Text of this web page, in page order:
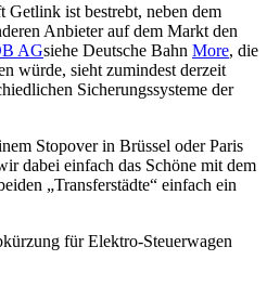
Getlink ist bestrebt, neben dem
Anbieter auf dem Markt den
AGsiehe Deutsche Bahn More, die
würde, sieht zumindest derzeit
Sicherungssysteme der
Stopover in Brüssel oder Paris
dabei einfach das Schöne mit dem
„Transferstädte“ einfach ein
für Elektro-Steuerwagen